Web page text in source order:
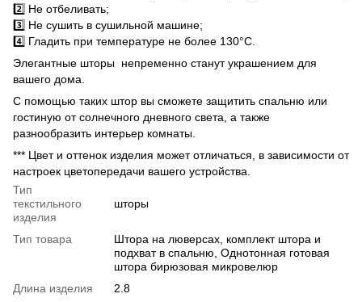
2️⃣ Не отбеливать;
3️⃣ Не сушить в сушильной машине;
4️⃣ Гладить при температуре не более 130°C.
Элегантные шторы непременно станут украшением для
вашего дома.
С помощью таких штор вы сможете защитить спальню или
гостиную от солнечного дневного света, а также
разнообразить интерьер комнаты.
*** Цвет и оттенок изделия может отличаться, в зависимости от
настроек цветопередачи вашего устройства.
Тип
текстильного
изделия
шторы
Тип товара
Штора на люверсах, комплект штора и
подхват в спальню, Однотонная готовая
штора бирюзовая микровелюр
Длина изделия
2.8